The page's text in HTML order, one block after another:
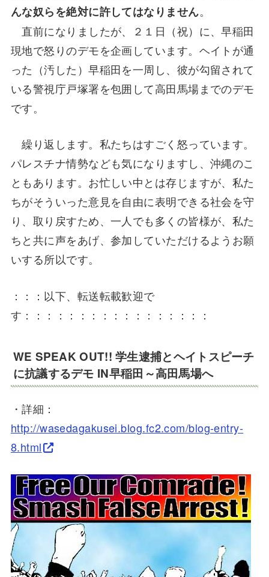
んな奴らを絶対に許してはなりません。
直前になりましたが、２１日（祝）に、早稲田
現地で怒りのデモを企画しています。ヘイトが通
った（汚した）早稲田を一周し、彼が勾留されて
いる警視庁戸塚署を包囲して高田馬場までのデモ
です。
繰り返します。私たちはすごく怒っています。
パレスチナ情勢なども気になりますし、沖縄のこ
ともあります。お忙しい中とは存じますが、私た
ちがそういった意見を自由に表明できる社会を守
り、取り戻すため、一人でも多くの皆様が、私た
ちと共に声をあげ、参加していただけるようお願
いする所以です。
：：：以下、転送転載歓迎で
す：：：：：：：：：：：：：：：：：
WE SPEAK OUT!! 学生逮捕とヘイトスピーチ
に抗議するデモ IN早稲田～高田馬場へ
・詳細：
http://wasedagakusei.blog.fc2.com/blog-entry-
8.html